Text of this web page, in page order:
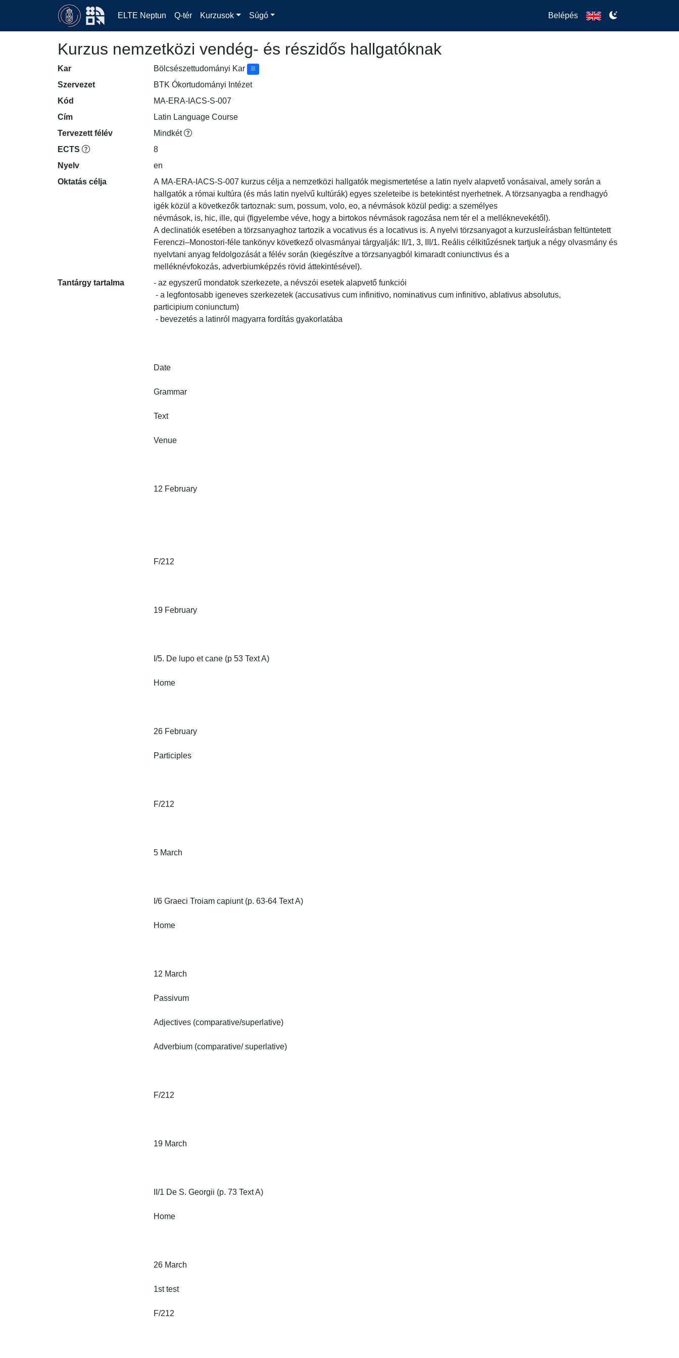
ELTE Neptun Q-tér Kurzusok Súgó Belépés
Kurzus nemzetközi vendég- és részidős hallgatóknak
Kar
Bölcsészettudományi Kar
Szervezet
BTK Ókortudományi Intézet
Kód
MA-ERA-IACS-S-007
Cím
Latin Language Course
Tervezett félév
Mindkét
ECTS
8
Nyelv
en
Oktatás célja
A MA-ERA-IACS-S-007 kurzus célja a nemzetközi hallgatók megismertetése a latin nyelv alapvető vonásaival, amely során a
hallgatók a római kultúra (és más latin nyelvű kultúrák) egyes szeleteibe is betekintést nyerhetnek. A törzsanyagba a rendhagyó
igék közül a következők tartoznak: sum, possum, volo, eo, a névmások közül pedig: a személyes
névmások, is, hic, ille, qui (figyelembe véve, hogy a birtokos névmások ragozása nem tér el a melléknevekétől).
A declinatiók esetében a törzsanyaghoz tartozik a vocativus és a locativus is. A nyelvi törzsanyagot a kurzusleírásban feltüntetett
Ferenczi–Monostori-féle tankönyv következő olvasmányai tárgyalják: II/1, 3, III/1. Reális célkitűzésnek tartjuk a négy olvasmány és
nyelvtani anyag feldolgozását a félév során (kiegészítve a törzsanyagból kimaradt coniunctivus és a
melléknévfokozás, adverbiumképzés rövid áttekintésével).
Tantárgy tartalma
- az egyszerű mondatok szerkezete, a névszói esetek alapvető funkciói
participium coniunctum)
Date
Grammar
Text
Venue
12 February
F/212
19 February
I/5. De lupo et cane (p 53 Text A)
Home
26 February
Participles
F/212
5 March
I/6 Graeci Troiam capiunt (p. 63-64 Text A)
Home
12 March
Passivum
Adjectives (comparative/superlative)
Adverbium (comparative/ superlative)
F/212
19 March
II/1 De S. Georgii (p. 73 Text A)
Home
26 March
1st test
F/212